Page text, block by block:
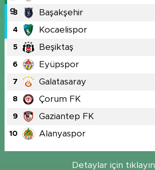
3 Başakşehir
4 Kocaelispor
5 Beşiktaş
6 Eyüpspor
7 Galatasaray
8 Çorum FK
9 Gaziantep FK
10 Alanyaspor
Detaylar için tıklayın